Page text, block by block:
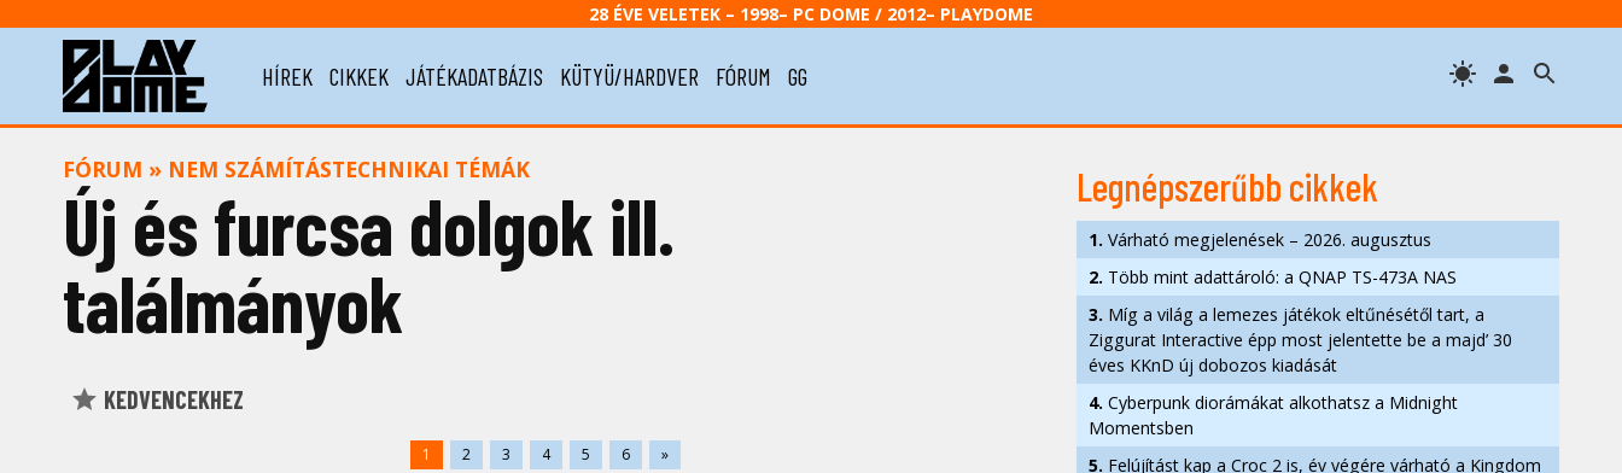
28 ÉVE VELETEK – 1998– PC DOME / 2012– PLAYDOME
HÍREK CIKKEK JÁTÉKADATBÁZIS KÜTYÜ/HARDVER FÓRUM GG
FÓRUM » NEM SZÁMÍTÁSTECHNIKAI TÉMÁK
Új és furcsa dolgok ill.
találmányok 
KEDVENCEKHEZ
1 2 3 4 5 6 »
Legnépszerűbb cikkek
1. Várható megjelenések – 2026. augusztus
2. Több mint adattároló: a QNAP TS-473A NAS
3. Míg a világ a lemezes játékok eltűnésétől tart, a
Ziggurat Interactive épp most jelentette be a majd’ 30
éves KKnD új dobozos kiadását
4. Cyberpunk diorámákat alkothatsz a Midnight
Momentsben
5. Felújítást kap a Croc 2 is, év végére várható a Kingdom